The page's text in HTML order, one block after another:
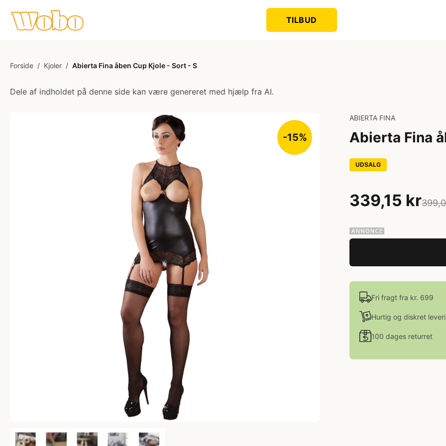
TILBUD
Forside / Kjoler / Abierta Fina åben Cup Kjole - Sort - S
Dele af indholdet på denne side kan være genereret med hjælp fra AI.
-15%
ABIERTA FINA
Abierta Fina
UDSALG
339,15 kr
Fri fragt fra kr. 699
Hurtig og diskret
100 dages returret